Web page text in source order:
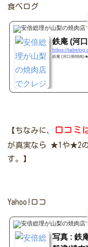
食べログ
鉄庵 (河
https://
鉄庵 (河口湖/焼肉
【ちなみに、 口コミ
が真実なら ★1や★2の
す。】
Yahoo!ロコ
写真 : 鉄